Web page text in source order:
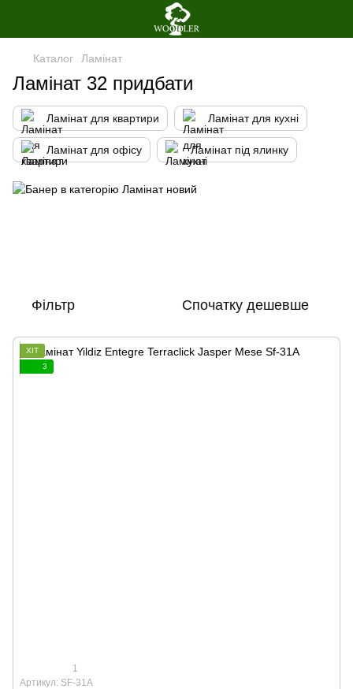
Каталог Ламінат
Ламінат 32 придбати
Ламінат для квартири Ламінат для кухні
Ламінат для офісу Ламінат під ялинку
Фільтр Спочатку дешевше
ХІТ
3
1
Артикул: SF-31A